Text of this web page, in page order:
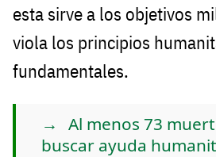
esta sirve a los objetivos
viola los principios
fundamentales.
Al menos 73
buscar ayuda